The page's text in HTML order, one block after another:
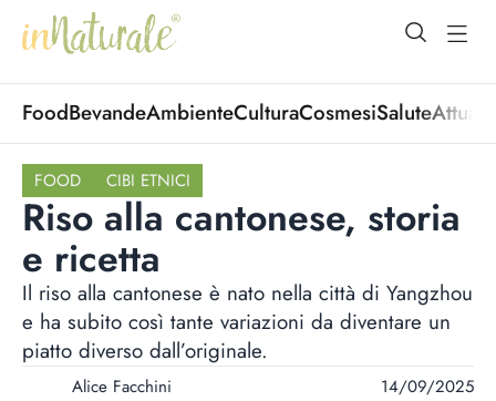
open
FoodBevandeAmbienteCulturaCosmesiSalute
FOOD CIBI ETNICI
Riso alla cantonese, storia
e ricetta
Il riso alla cantonese è nato nella città di Yangzhou
e ha subito così tante variazioni da diventare un
piatto diverso dall’originale.
Alice Facchini 14/09/2025